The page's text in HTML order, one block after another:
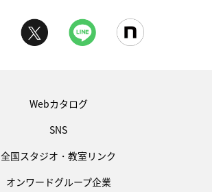
Webカタログ
SNS
全国スタジオ・教室リンク
オンワードグループ企業